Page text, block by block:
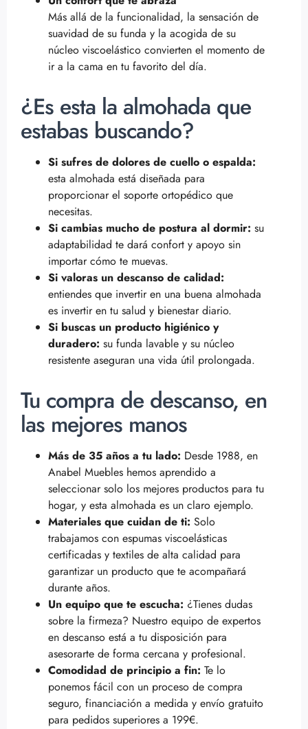
Más allá de la funcionalidad, la sensación de
suavidad de su funda y la acogida de su
núcleo viscoelástico convierten el momento de
ir a la cama en tu favorito del día.
¿Es esta la almohada que
estabas buscando?
Si sufres de dolores de cuello o espalda:
esta almohada está diseñada para
proporcionar el soporte ortopédico que
necesitas.
Si cambias mucho de postura al dormir: su
adaptabilidad te dará confort y apoyo sin
importar cómo te muevas.
Si valoras un descanso de calidad:
entiendes que invertir en una buena almohada
es invertir en tu salud y bienestar diario.
Si buscas un producto higiénico y
duradero: su funda lavable y su núcleo
resistente aseguran una vida útil prolongada.
Tu compra de descanso, en
las mejores manos
Más de 35 años a tu lado: Desde 1988, en
Anabel Muebles hemos aprendido a
seleccionar solo los mejores productos para tu
hogar, y esta almohada es un claro ejemplo.
Materiales que cuidan de ti: Solo
trabajamos con espumas viscoelásticas
certificadas y textiles de alta calidad para
garantizar un producto que te acompañará
durante años.
Un equipo que te escucha: ¿Tienes dudas
sobre la firmeza? Nuestro equipo de expertos
en descanso está a tu disposición para
asesorarte de forma cercana y profesional.
Comodidad de principio a fin: Te lo
ponemos fácil con un proceso de compra
seguro, financiación a medida y envío gratuito
para pedidos superiores a 199€.